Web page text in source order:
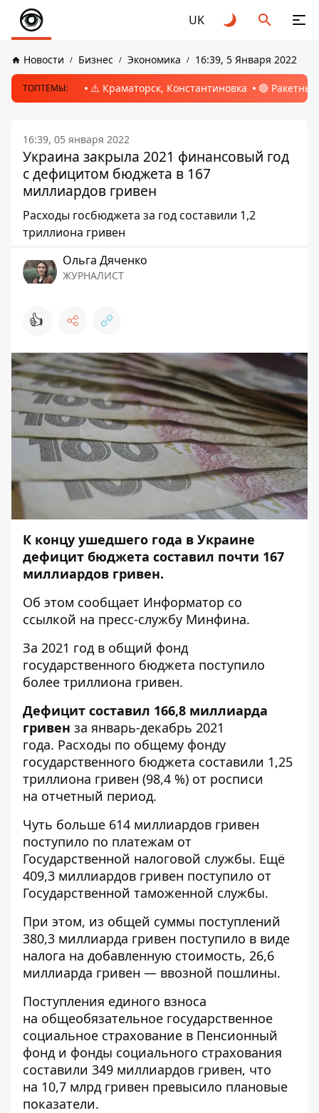
UK
Новости Бизнес Экономика 16:39, 5 Января 2022
ТОПТЕМЫ: ⚠️ Краматорск, Константиновка 🔴
16:39, 05 января 2022
Украина закрыла 2021 финансовый год
с дефицитом бюджета в 167
миллиардов гривен
Расходы госбюджета за год составили 1,2
триллиона гривен
Ольга Дяченко
ЖУРНАЛИСТ
👍
К концу ушедшего года в Украине
дефицит бюджета составил почти 167
миллиардов гривен.
Об этом сообщает Информатор со
ссылкой на пресс-службу Минфина.
За 2021 год в общий фонд
государственного бюджета поступило
более триллиона гривен.
Дефицит составил 166,8 миллиарда
гривен за январь-декабрь 2021
года. Расходы по общему фонду
государственного бюджета составили 1,25
триллиона гривен (98,4 %) от росписи
на отчетный период.
Чуть больше 614 миллиардов гривен
поступило по платежам от
Государственной налоговой службы. Ещё
409,3 миллиардов гривен поступило от
Государственной таможенной службы.
При этом, из общей суммы поступлений
380,3 миллиарда гривен поступило в виде
налога на добавленную стоимость, 26,6
миллиарда гривен — ввозной пошлины.
Поступления единого взноса
на общеобязательное государственное
социальное страхование в Пенсионный
фонд и фонды социального страхования
составили 349 миллиардов гривен, что
на 10,7 млрд гривен превысило плановые
показатели.